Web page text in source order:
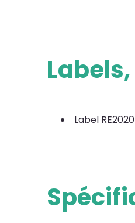
Label RE2020